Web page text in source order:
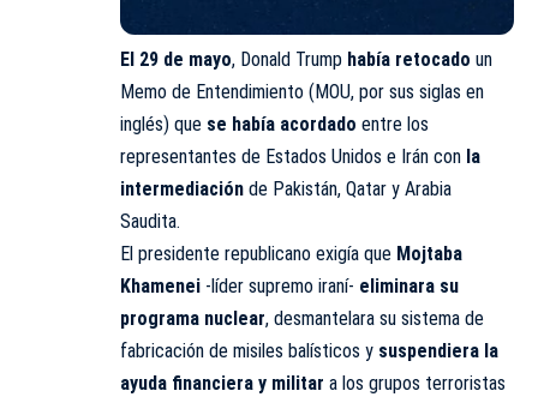
El 29 de mayo, Donald Trump había retocado un
Memo de Entendimiento (MOU, por sus siglas en
inglés) que se había acordado entre los
representantes de Estados Unidos e Irán con la
intermediación de Pakistán, Qatar y Arabia
Saudita.
El presidente republicano exigía que Mojtaba
Khamenei -líder supremo iraní- eliminara su
programa nuclear, desmantelara su sistema de
fabricación de misiles balísticos y suspendiera la
ayuda financiera y militar a los grupos terroristas